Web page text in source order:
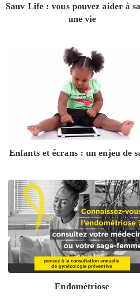
Sauv Life : vous pouvez aider à
une vie
Enfants et écrans : un enjeu de
Endométriose